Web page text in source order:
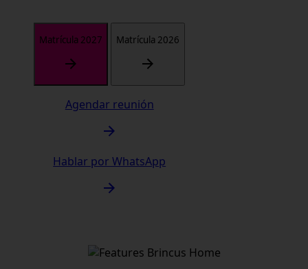
Matrícula 2027 Matrícula 2026
Agendar reunión
Hablar por WhatsApp